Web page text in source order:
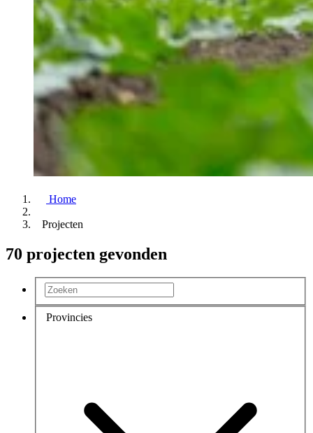
Home
Projecten
70 projecten gevonden
Provincies